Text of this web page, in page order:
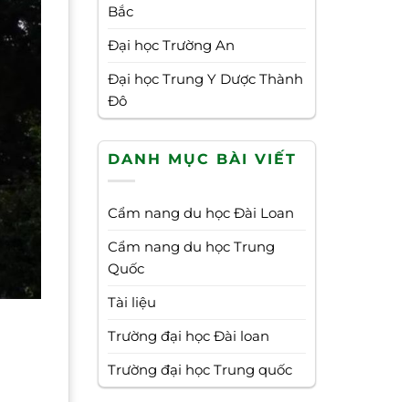
Bắc
Đại học Trường An
Đại học Trung Y Dược Thành
Đô
DANH MỤC BÀI VIẾT
Cẩm nang du học Đài Loan
Cẩm nang du học Trung
Quốc
Tài liệu
Trường đại học Đài loan
Trường đại học Trung quốc